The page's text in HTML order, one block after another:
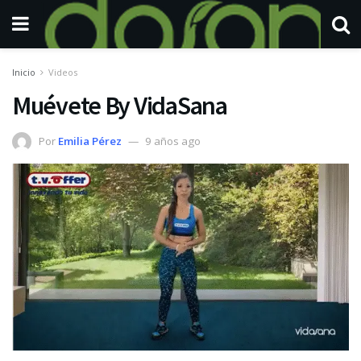
Inicio Videos
Muévete By VidaSana
Por Emilia Pérez 9 años ago